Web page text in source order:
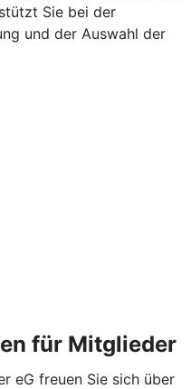
Sie bei der
und der Auswahl der
für Mitglieder
eG freuen Sie sich über